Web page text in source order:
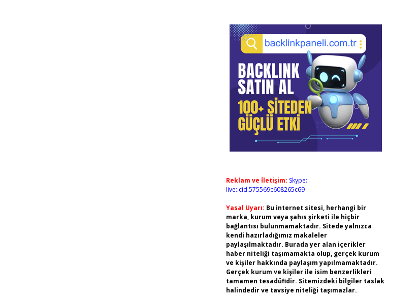
Reklam ve İletişim: Skype:
live:.cid.575569c608265c69
Yasal Uyarı: Bu internet sitesi, herhangi bir
marka, kurum veya şahıs şirketi ile hiçbir
bağlantısı bulunmamaktadır. Sitede yalnızca
kendi hazırladığımız makaleler
paylaşılmaktadır. Burada yer alan içerikler
haber niteliği taşımamakta olup, gerçek kurum
ve kişiler hakkında paylaşım yapılmamaktadır.
Gerçek kurum ve kişiler ile isim benzerlikleri
tamamen tesadüfidir. Sitemizdeki bilgiler taslak
halindedir ve tavsiye niteliği taşımazlar.